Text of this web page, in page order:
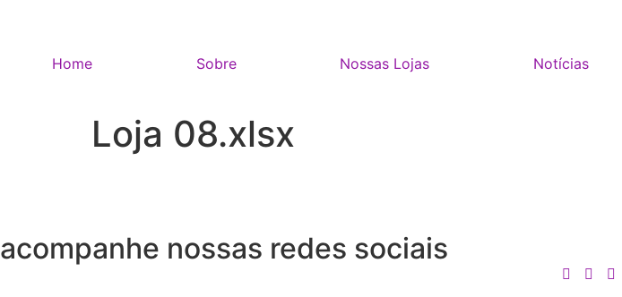
Home Sobre Nossas Lojas Notícias
Loja 08.xlsx
acompanhe nossas redes sociais